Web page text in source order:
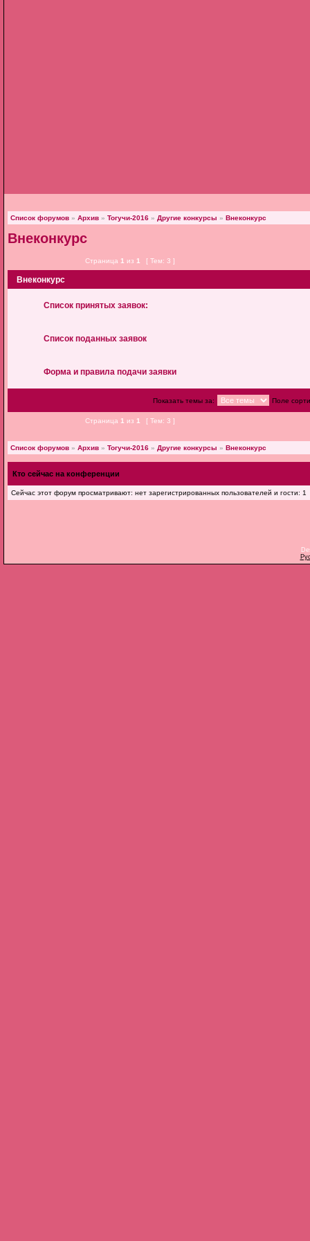
Список форумов » Архив » Тогучи-2016 » Другие конкурсы » Внеконкурс
Внеконкурс
Страница 1 из 1 [ Тем: 3 ]
Внеконкурс
Список принятых заявок:
Список поданных заявок
Форма и правила подачи заявки
Показать темы за: Поле
Страница 1 из 1 [ Тем: 3 ]
Список форумов » Архив » Тогучи-2016 » Другие конкурсы » Внеконкурс
Кто сейчас на конференции
Сейчас этот форум просматривают: нет зарегистрированных пользователей и гости: 1